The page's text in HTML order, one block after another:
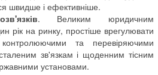
швидше і ефективніше.
. Великим юридичним
рік на ринку, простіше врегулювати
та перевіряючими
зв'язкам і щоденним тісним
установами.